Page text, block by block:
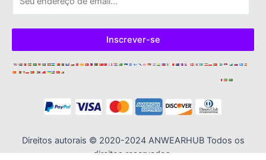
i
l
*
Inscrever-se
Direitos autorais © 2020-2024 ANWEARHUB Todos os
direitos reservados.